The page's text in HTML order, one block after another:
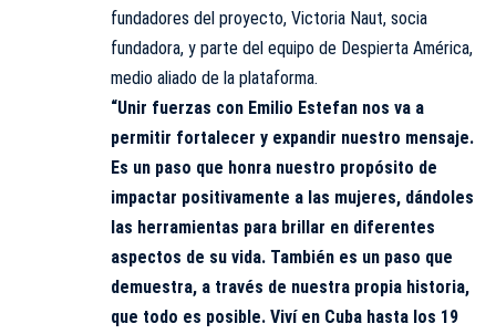
fundadores del proyecto, Victoria Naut, socia
fundadora, y parte del equipo de Despierta América,
medio aliado de la plataforma.
“Unir fuerzas con Emilio Estefan nos va a
permitir fortalecer y expandir nuestro mensaje.
Es un paso que honra nuestro propósito de
impactar positivamente a las mujeres, dándoles
las herramientas para brillar en diferentes
aspectos de su vida. También es un paso que
demuestra, a través de nuestra propia historia,
que todo es posible. Viví en Cuba hasta los 19